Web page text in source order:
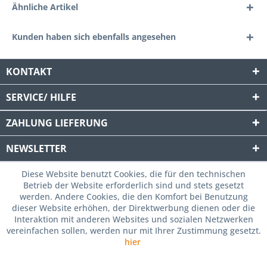
Ähnliche Artikel
Kunden haben sich ebenfalls angesehen
KONTAKT
SERVICE/ HILFE
ZAHLUNG LIEFERUNG
NEWSLETTER
Diese Website benutzt Cookies, die für den technischen
Betrieb der Website erforderlich sind und stets gesetzt
werden. Andere Cookies, die den Komfort bei Benutzung
dieser Website erhöhen, der Direktwerbung dienen oder die
Interaktion mit anderen Websites und sozialen Netzwerken
vereinfachen sollen, werden nur mit Ihrer Zustimmung gesetzt.
hier